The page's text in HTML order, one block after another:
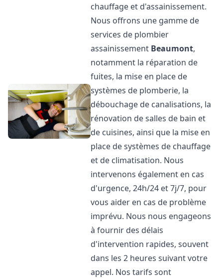
chauffage et d'assainissement.
Nous offrons une gamme de
services de plombier
assainissement Beaumont,
notamment la réparation de
fuites, la mise en place de
systèmes de plomberie, la
débouchage de canalisations, la
rénovation de salles de bain et
de cuisines, ainsi que la mise en
place de systèmes de chauffage
et de climatisation. Nous
intervenons également en cas
d'urgence, 24h/24 et 7j/7, pour
vous aider en cas de problème
imprévu. Nous nous engageons
à fournir des délais
d'intervention rapides, souvent
dans les 2 heures suivant votre
appel. Nos tarifs sont